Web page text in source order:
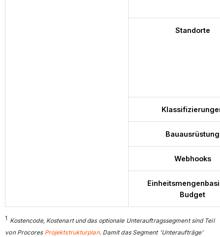
Standorte
Bauausrüstung
Webhooks
Budget
1 Kostencode, Kostenart und das optionale Unterauftragssegment sind Teil
von Procores Projektstrukturplan. Damit das Segment 'Unteraufträge'